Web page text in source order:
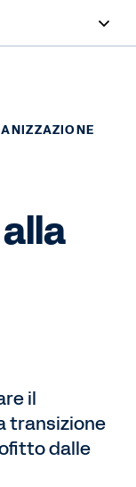
il
transizione
dalle